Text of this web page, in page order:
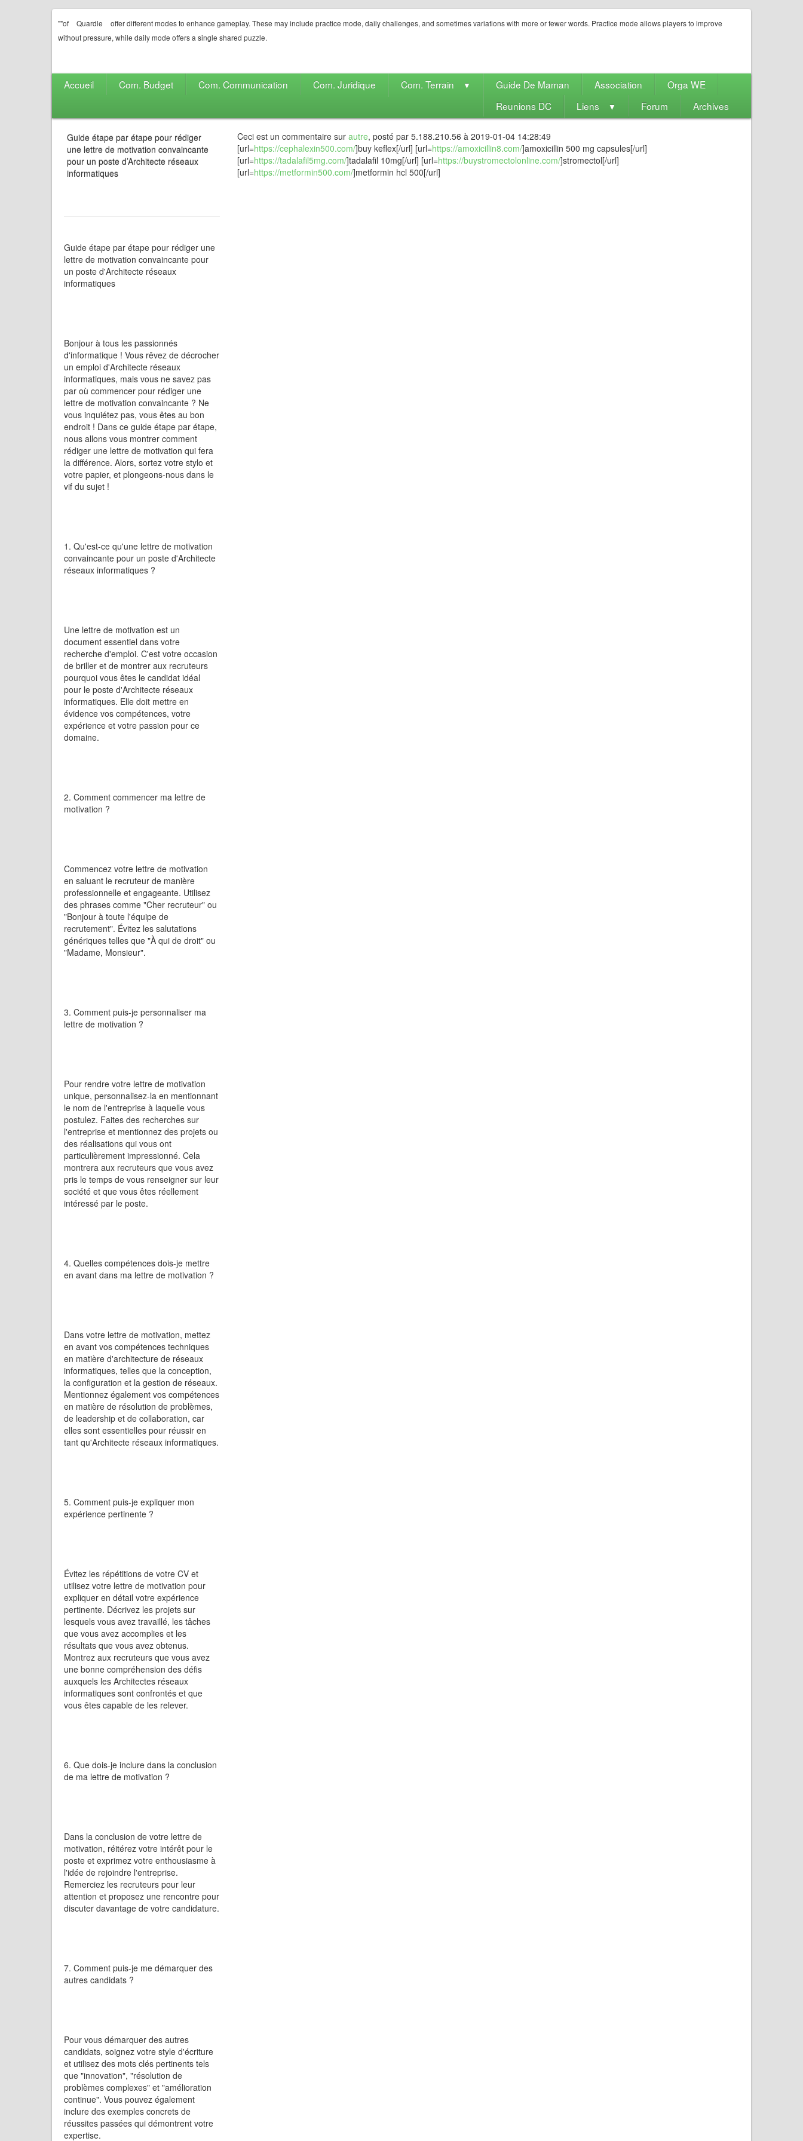
""of Quardle
offer different modes to enhance gameplay. These may include practice mode, daily challenges, and sometimes variations with more or fewer words. Practice mode allows players to improve
without pressure, while daily mode offers a single shared puzzle.
Accueil Com. Budget Com. Communication Com. Juridique Com. Terrain ▼ Guide De Maman Association
Orga WE
Reunions DC
Liens ▼ Forum Archives
Guide étape par étape pour rédiger
une lettre de motivation convaincante
pour un poste d’Architecte réseaux
informatiques
Guide étape par étape pour rédiger une
lettre de motivation convaincante pour
un poste d'Architecte réseaux
informatiques
Bonjour à tous les passionnés
d'informatique ! Vous rêvez de décrocher
un emploi d'Architecte réseaux
informatiques, mais vous ne savez pas
par où commencer pour rédiger une
lettre de motivation convaincante ? Ne
vous inquiétez pas, vous êtes au bon
endroit ! Dans ce guide étape par étape,
nous allons vous montrer comment
rédiger une lettre de motivation qui fera
la différence. Alors, sortez votre stylo et
votre papier, et plongeons-nous dans le
vif du sujet !
1. Qu'est-ce qu'une lettre de motivation
convaincante pour un poste d'Architecte
réseaux informatiques ?
Une lettre de motivation est un
document essentiel dans votre
recherche d'emploi. C'est votre occasion
de briller et de montrer aux recruteurs
pourquoi vous êtes le candidat idéal
pour le poste d'Architecte réseaux
informatiques. Elle doit mettre en
évidence vos compétences, votre
expérience et votre passion pour ce
domaine.
2. Comment commencer ma lettre de
motivation ?
Commencez votre lettre de motivation
en saluant le recruteur de manière
professionnelle et engageante. Utilisez
des phrases comme "Cher recruteur" ou
"Bonjour à toute l'équipe de
recrutement". Évitez les salutations
génériques telles que "À qui de droit" ou
"Madame, Monsieur".
3. Comment puis-je personnaliser ma
lettre de motivation ?
Pour rendre votre lettre de motivation
unique, personnalisez-la en mentionnant
le nom de l'entreprise à laquelle vous
postulez. Faites des recherches sur
l'entreprise et mentionnez des projets ou
des réalisations qui vous ont
particulièrement impressionné. Cela
montrera aux recruteurs que vous avez
pris le temps de vous renseigner sur leur
société et que vous êtes réellement
intéressé par le poste.
4. Quelles compétences dois-je mettre
en avant dans ma lettre de motivation ?
Dans votre lettre de motivation, mettez
en avant vos compétences techniques
en matière d'architecture de réseaux
informatiques, telles que la conception,
la configuration et la gestion de réseaux.
Mentionnez également vos compétences
en matière de résolution de problèmes,
de leadership et de collaboration, car
elles sont essentielles pour réussir en
tant qu'Architecte réseaux informatiques.
5. Comment puis-je expliquer mon
expérience pertinente ?
Évitez les répétitions de votre CV et
utilisez votre lettre de motivation pour
expliquer en détail votre expérience
pertinente. Décrivez les projets sur
lesquels vous avez travaillé, les tâches
que vous avez accomplies et les
résultats que vous avez obtenus.
Montrez aux recruteurs que vous avez
une bonne compréhension des défis
auxquels les Architectes réseaux
informatiques sont confrontés et que
vous êtes capable de les relever.
6. Que dois-je inclure dans la conclusion
de ma lettre de motivation ?
Dans la conclusion de votre lettre de
motivation, réitérez votre intérêt pour le
poste et exprimez votre enthousiasme à
l'idée de rejoindre l'entreprise.
Remerciez les recruteurs pour leur
attention et proposez une rencontre pour
discuter davantage de votre candidature.
7. Comment puis-je me démarquer des
autres candidats ?
Pour vous démarquer des autres
candidats, soignez votre style d'écriture
et utilisez des mots clés pertinents tels
que "innovation", "résolution de
problèmes complexes" et "amélioration
continue". Vous pouvez également
inclure des exemples concrets de
réussites passées qui démontrent votre
expertise.
Ceci est un commentaire sur autre, posté par 5.188.210.56 à 2019-01-04 14:28:49
[url=https://cephalexin500.com/]buy keflex[/url] [url=https://amoxicillin8.com/]amoxicillin 500 mg capsules[/url]
[url=https://tadalafil5mg.com/]tadalafil 10mg[/url] [url=https://buystromectolonline.com/]stromectol[/url]
[url=https://metformin500.com/]metformin hcl 500[/url]